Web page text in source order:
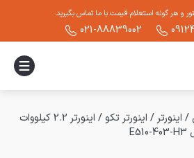
و هر گونه استعلام قیمت با ما تماس بگیرید.
021-88839002
/ اینورتر / اینورتر تکو /
اینورتر 2.2 کیلووات